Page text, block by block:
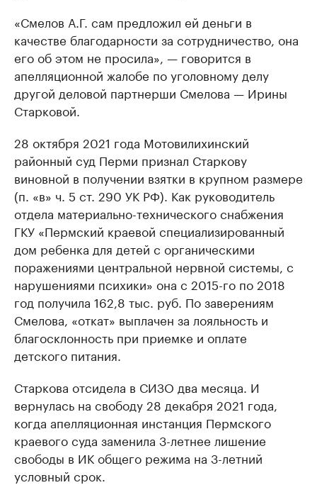
«Смелов А.Г. сам предложил ей деньги в
качестве благодарности за сотрудничество, она
его об этом не просила», — говорится в
апелляционной жалобе по уголовному делу
другой деловой партнерши Смелова — Ирины
Старковой.
28 октября 2021 года Мотовилихинский
районный суд Перми признал Старкову
виновной в получении взятки в крупном размере
(п. «в» ч. 5 ст. 290 УК РФ). Как руководитель
отдела материально-технического снабжения
ГКУ «Пермский краевой специализированный
дом ребенка для детей с органическими
поражениями центральной нервной системы, с
нарушениями психики» она с 2015-го по 2018
год получила 162,8 тыс. руб. По заверениям
Смелова, «откат» выплачен за лояльность и
благосклонность при приемке и оплате
детского питания.
Старкова отсидела в СИЗО два месяца. И
вернулась на свободу 28 декабря 2021 года,
когда апелляционная инстанция Пермского
краевого суда заменила 3-летнее лишение
свободы в ИК общего режима на 3-летний
условный срок.